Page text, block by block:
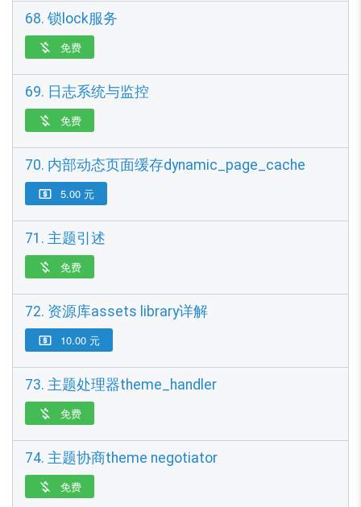
68. 锁lock服务
 免费
69. 日志系统与监控
 免费
70. 内部动态页面缓存dynamic_page_cache
 5.00 元
71. 主题引述
 免费
72. 资源库assets library详解
 10.00 元
73. 主题处理器theme_handler
 免费
74. 主题协商theme negotiator
 免费